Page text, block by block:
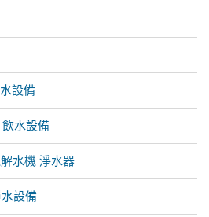
設備
水設備
水機 淨水器
設備